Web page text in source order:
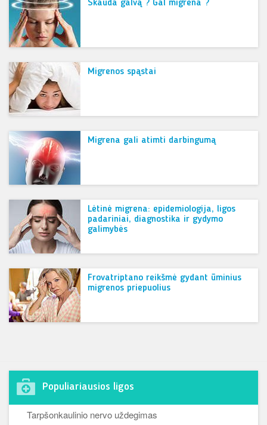
Skauda galvą ? Gal migrena ?
Migrenos spąstai
Migrena gali atimti darbingumą
Lėtinė migrena: epidemiologija, ligos
padariniai, diagnostika ir gydymo
galimybės
Frovatriptano reikšmė gydant ūminius
migrenos priepuolius
Populiariausios ligos
Tarpšonkaulinio nervo uždegimas